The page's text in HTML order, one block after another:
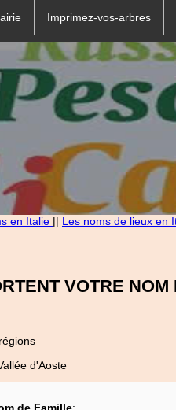
Imprimez-vos-arbres
en Italie || Les noms de lieux en
VOTRE NOM
d'Aoste